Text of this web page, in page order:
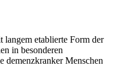
langem etablierte Form der
in besonderen
demenzkranker Menschen